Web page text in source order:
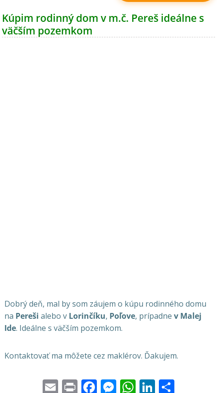
Kúpim rodinný dom v m.č. Pereš ideálne s
väčším pozemkom
Dobrý deň, mal by som záujem o kúpu rodinného domu
na Pereši alebo v Lorinčíku, Poľove, prípadne v Malej
Ide. Ideálne s väčším pozemkom.
Kontaktovať ma môžete cez maklérov. Ďakujem.
EmailPrintFacebook
Messenger
WhatsApp
LinkedIn